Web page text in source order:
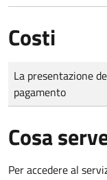
Costi
Tipo di pagamento
Importo
La presentazione
pagamento
Cosa
Per accedere al